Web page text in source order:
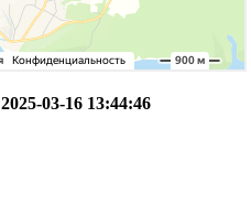
2025-03-16 13:44:46